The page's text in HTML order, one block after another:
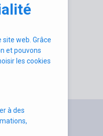
web. Grâce
et pouvons
les cookies
à des